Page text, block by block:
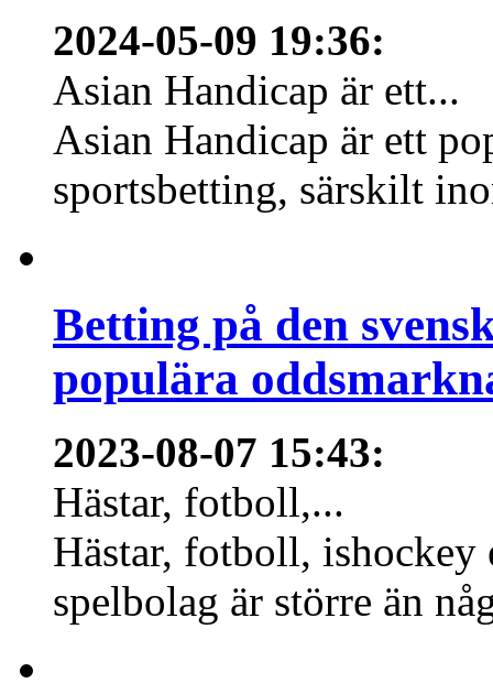
2024-05-09 19:36:
Asian Handicap är ett...
Asian Handicap är ett
sportsbetting, särskilt
Betting på den
populära
2023-08-07 15:43:
Hästar, fotboll,...
Hästar, fotboll,
spelbolag är större än